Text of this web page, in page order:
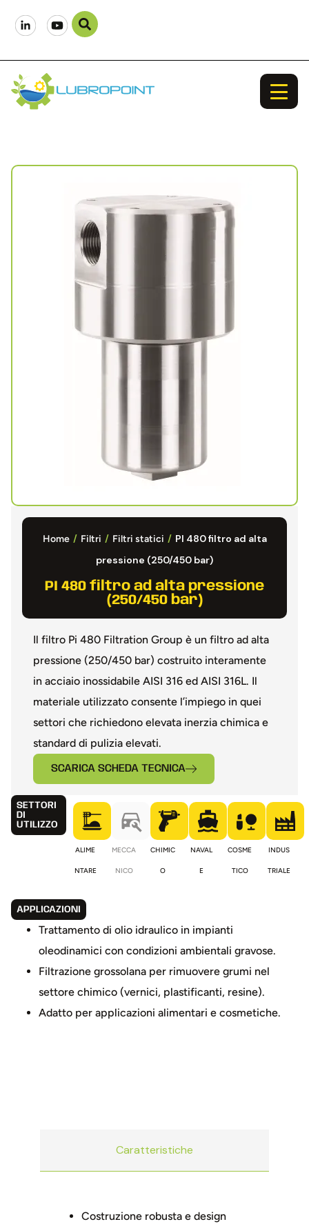
Home / Filtri / Filtri statici / PI 480 filtro ad alta
pressione (250/450 bar)
PI 480 filtro ad alta pressione
(250/450 bar)
Il filtro Pi 480 Filtration Group è un filtro ad alta
pressione (250/450 bar) costruito interamente
in acciaio inossidabile AISI 316 ed AISI 316L. Il
materiale utilizzato consente l’impiego in quei
settori che richiedono elevata inerzia chimica e
standard di pulizia elevati.
SCARICA SCHEDA TECNICA
SETTORI
DI
UTILIZZO
ALIME
NTARE
MECCA
NICO
CHIMIC
O
NAVAL
E
COSME
TICO
INDUS
TRIALE
APPLICAZIONI
Trattamento di olio idraulico in impianti
oleodinamici con condizioni ambientali gravose.
Filtrazione grossolana per rimuovere grumi nel
settore chimico (vernici, plastificanti, resine).
Adatto per applicazioni alimentari e cosmetiche.
Caratteristiche
Costruzione robusta e design